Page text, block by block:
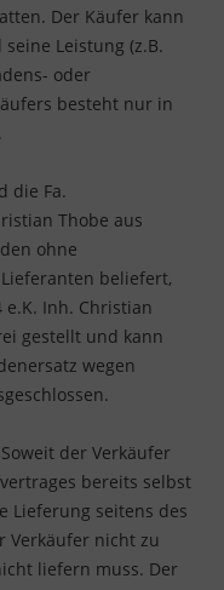
Der Käufer kann
Leistung (z.B.
oder
besteht nur in
die Fa.
Thobe aus
ohne
beliefert,
Inh. Christian
gestellt und kann
wegen
der Verkäufer
bereits selbst
Lieferung seitens des
Verkäufer nicht zu
liefern muss. Der